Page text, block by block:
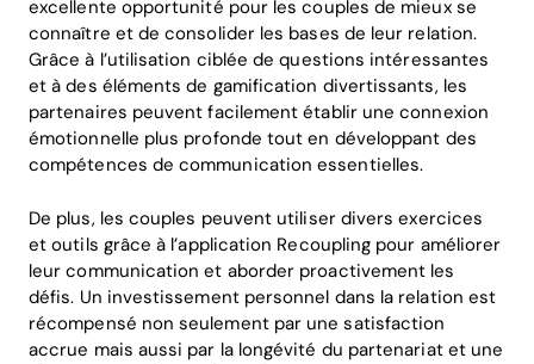
excellente opportunité pour les couples de mieux se
connaître et de consolider les bases de leur relation.
Grâce à l’utilisation ciblée de questions intéressantes
et à des éléments de gamification divertissants, les
partenaires peuvent facilement établir une connexion
émotionnelle plus profonde tout en développant des
compétences de communication essentielles.
De plus, les couples peuvent utiliser divers exercices
et outils grâce à l’application Recoupling pour améliorer
leur communication et aborder proactivement les
défis. Un investissement personnel dans la relation est
récompensé non seulement par une satisfaction
accrue mais aussi par la longévité du partenariat et une